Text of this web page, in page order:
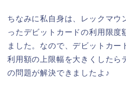
ちなみに私自身は、レックマウ
ったデビットカードの利用限度
ました。なので、デビットカー
利用額の上限幅を大きくしたら
の問題が解決できましたよ♪